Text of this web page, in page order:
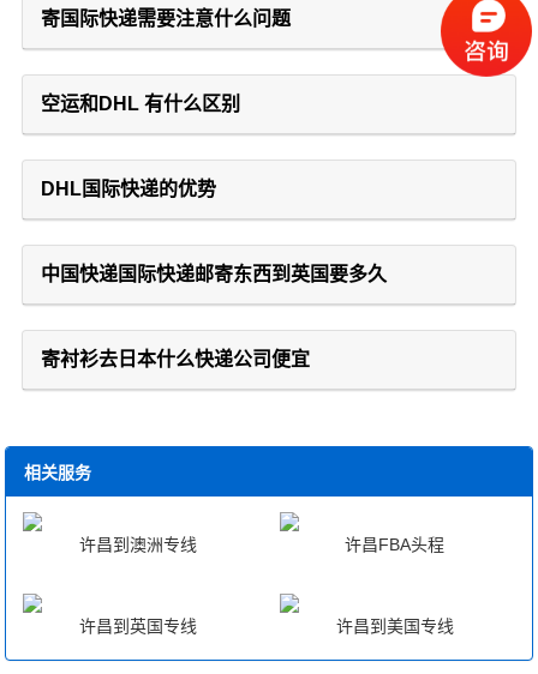
寄国际快递需要注意什么问题
空运和DHL 有什么区别
DHL国际快递的优势
中国快递国际快递邮寄东西到英国要多久
寄衬衫去日本什么快递公司便宜
相关服务
许昌到澳洲专线 许昌FBA头程
许昌到英国专线 许昌到美国专线